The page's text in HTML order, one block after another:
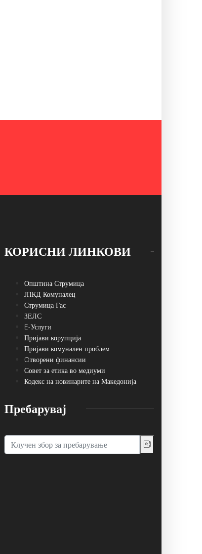
КОРИСНИ ЛИНКОВИ
Општина Струмица
ЈПКД Комуналец
Струмица Гас
ЗЕЛС
E-Услуги
Пријави корупција
Пријави комунален проблем
Oтворени финансии
Совет за етика во медиуми
Кодекс на новинарите на Македонија
Пребарувај